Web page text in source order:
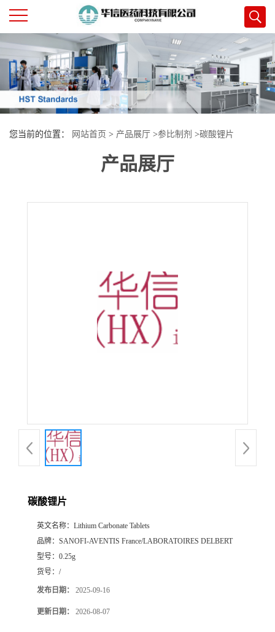
公
司
首
页
司
书
您当前的位置： 网站首页 > 产品展厅 >参比制剂 >碳酸锂片
产品展厅
碳酸锂片
英文名称： Lithium Carbonate Tablets
品牌： SANOFI-AVENTIS France/LABORATOIRES DELBERT
型号： 0.25g
货号： /
发布日期： 2025-09-16
更新日期： 2026-08-07